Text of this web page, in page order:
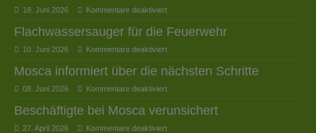
18. Juni 2026 Kommentare deaktiviert
Flachwassersauger für die Feuerwehr
10. Juni 2026 Kommentare deaktiviert
Mosca informiert über die nächsten Schritte
08. Juni 2026 Kommentare deaktiviert
Beschäftigte bei Mosca verunsichert
27. April 2026 Kommentare deaktiviert